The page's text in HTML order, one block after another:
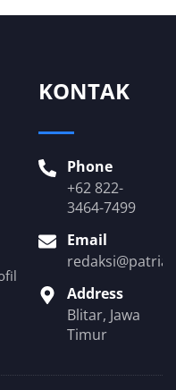
KONTAK
Phone
+62 822-
3464-7499
Email
Address
Blitar, Jawa
Timur